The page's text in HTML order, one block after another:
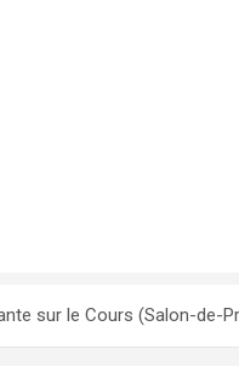
sur le Cours (Salon-de-